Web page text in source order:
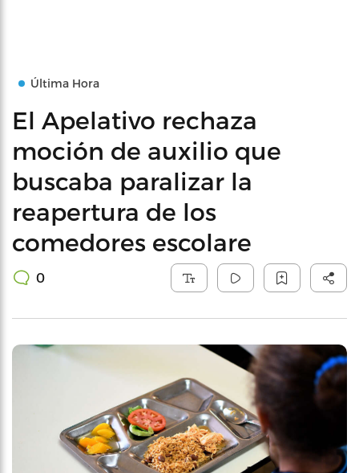
Última Hora
El Apelativo rechaza
moción de auxilio que
buscaba paralizar la
reapertura de los
comedores escolare
0